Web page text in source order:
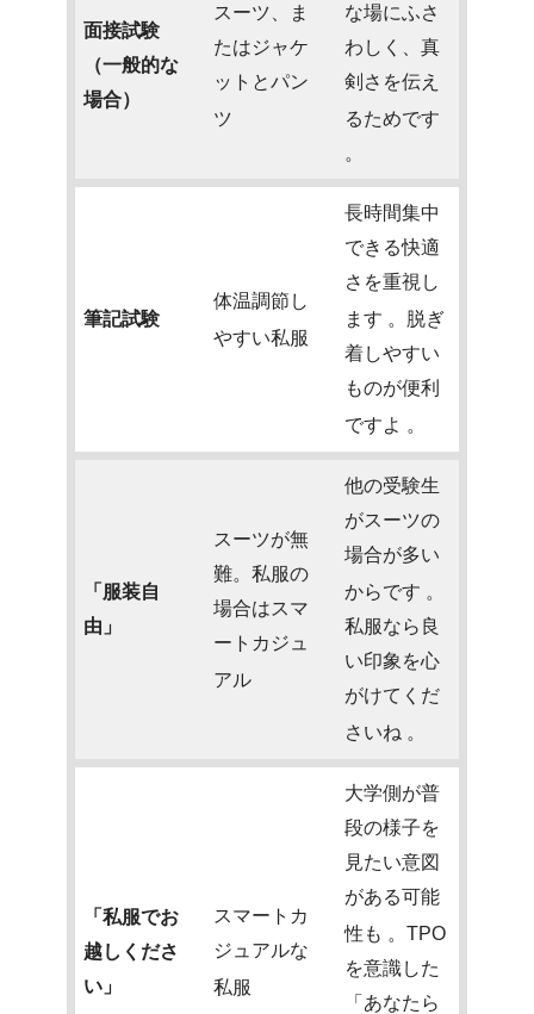
面接試験
（一般的な
場合）
スーツ、ま
たはジャケ
ットとパン
ツ
な場にふさ
わしく、真
剣さを伝え
るためです
。
筆記試験
体温調節し
やすい私服
長時間集中
できる快適
さを重視し
ます 。脱ぎ
着しやすい
ものが便利
ですよ 。
「服装自
由」
スーツが無
難。私服の
場合はスマ
ートカジュ
アル
他の受験生
がスーツの
場合が多い
からです 。
私服なら良
い印象を心
がけてくだ
さいね 。
「私服でお
越しくださ
い」
スマートカ
ジュアルな
私服
大学側が普
段の様子を
見たい意図
がある可能
性も 。TPO
を意識した
「あなたら